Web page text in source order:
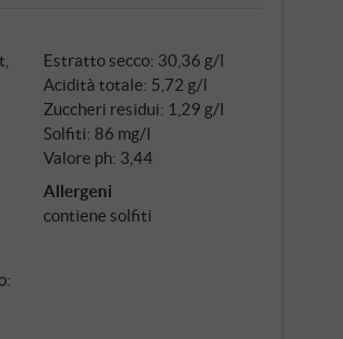
tono baritonale che
Estratto secco: 30,36 g/l
Acidità totale: 5,72 g/l
Zuccheri residui: 1,29 g/l
Solfiti: 86 mg/l
Valore ph: 3,44
Allergeni
contiene solfiti